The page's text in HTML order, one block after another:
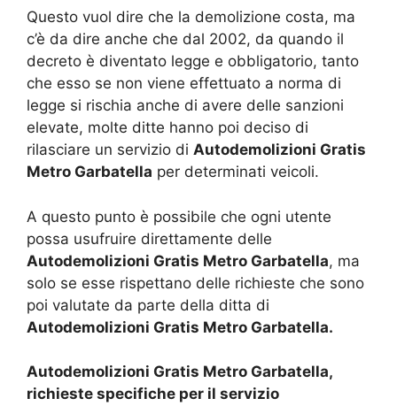
Questo vuol dire che la demolizione costa, ma
c’è da dire anche che dal 2002, da quando il
decreto è diventato legge e obbligatorio, tanto
che esso se non viene effettuato a norma di
legge si rischia anche di avere delle sanzioni
elevate, molte ditte hanno poi deciso di
rilasciare un servizio di Autodemolizioni Gratis
Metro Garbatella per determinati veicoli.
A questo punto è possibile che ogni utente
possa usufruire direttamente delle
Autodemolizioni Gratis Metro Garbatella, ma
solo se esse rispettano delle richieste che sono
poi valutate da parte della ditta di
Autodemolizioni Gratis Metro Garbatella.
Autodemolizioni Gratis Metro Garbatella,
richieste specifiche per il servizio